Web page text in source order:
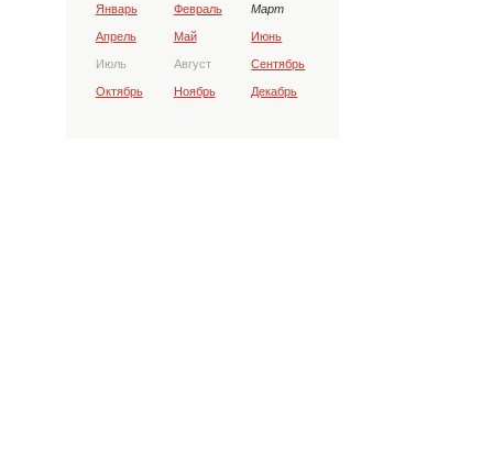
Январь Февраль Март
Апрель Май Июнь
Июль Август Сентябрь
Октябрь Ноябрь Декабрь